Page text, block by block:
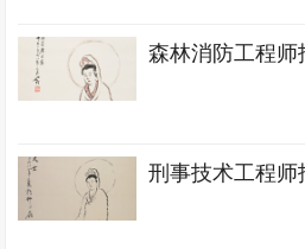
森林消防工程师
刑事技术工程师